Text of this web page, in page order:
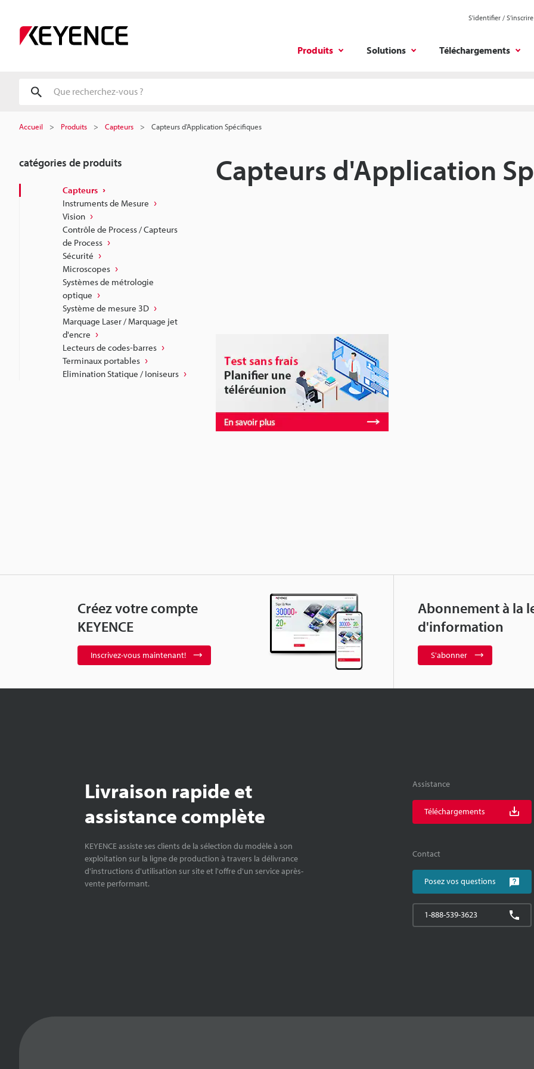
S'identifier / S’inscrire
Produits Solutions Téléchargements
Accueil Produits Capteurs Capteurs d'Application Spécifiques
catégories de produits
Capteurs
Instruments de Mesure
Vision
Contrôle de Process / Capteurs
de Process
Sécurité
Microscopes
Systèmes de métrologie
optique
Système de mesure 3D
Marquage Laser / Marquage jet
d'encre
Lecteurs de codes-barres
Terminaux portables
Elimination Statique / Ioniseurs
Capteurs d'Application
Créez votre compte
KEYENCE
Inscrivez-vous maintenant!
Abonnement à la
d'information
S'abonner
Livraison rapide et
assistance complète
KEYENCE assiste ses clients de la sélection du modèle à son
exploitation sur la ligne de production à travers la délivrance
d'instructions d'utilisation sur site et l'offre d'un service après-
vente performant.
Assistance
Téléchargements
Contact
Posez vos questions
1-888-539-3623